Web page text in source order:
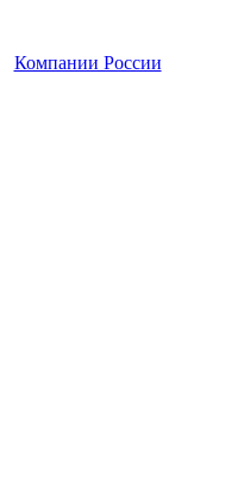
Компании России